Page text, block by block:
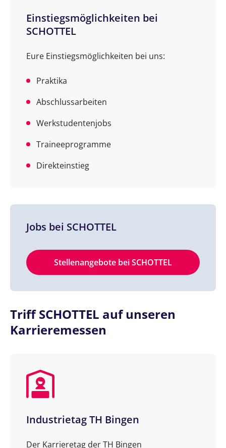
Einstiegsmöglichkeiten bei
SCHOTTEL
Eure Einstiegsmöglichkeiten bei uns:
Praktika
Abschlussarbeiten
Werkstudentenjobs
Traineeprogramme
Direkteinstieg
Jobs bei SCHOTTEL
Stellenangebote bei SCHOTTEL
Triff SCHOTTEL auf unseren
Karrieremessen
Industrietag TH Bingen
Der Karrieretag der TH Bingen